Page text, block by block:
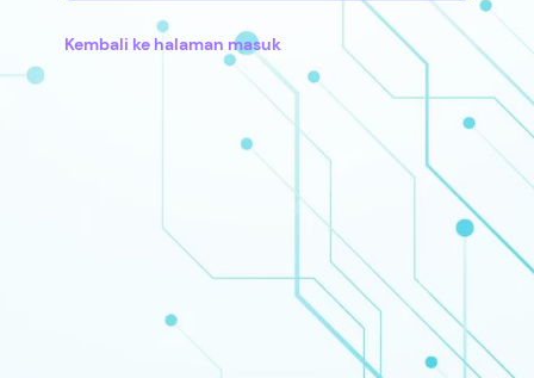
Kembali ke halaman masuk